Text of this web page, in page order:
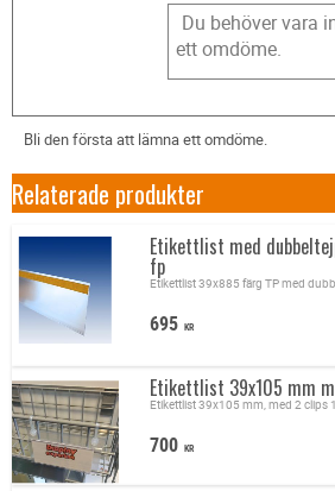
Bli den första att lämna ett omdöme.
Relaterade produkter
Etikettlist med
fp
Etikettlist 39x885 färg TP med
695 KR
Etikettlist 39x105 mm
Etikettlist 39x105 mm, med 2 clips
700 KR